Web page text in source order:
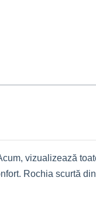
vizualizează
Rochia scurtă